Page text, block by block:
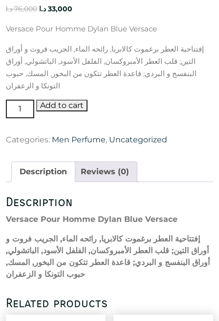
76,000 د.ا
Original
was:
33,000 د.ا
is:
Versace Pour Homme Dylan Blue Versace
إفتتاحية العطر برغموت كالابريا, رائحه الماء, الجريب فروت و أوراق
التين; قلب العطر الأمبروكسان, الفلفل الأسود, الباتشولي, أوراق
البنفسج و البردي; قاعدة العطر تتكون من البخور, المسك, حبوب
التونكا و الزعفران
Versace
Pour
Dylan
Versace
100ml
Add to cart
Categories: Men Perfume, Uncategorized
Description Reviews (0)
Description
Versace Pour Homme Dylan Blue Versace
إفتتاحية العطر برغموت كالابريا, رائحه الماء, الجريب فروت و
أوراق التين; قلب العطر الأمبروكسان, الفلفل الأسود, الباتشولي,
أوراق البنفسج و البردي; قاعدة العطر تتكون من البخور, المسك,
حبوب التونكا و الزعفران
Related products